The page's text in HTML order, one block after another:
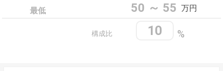
最低 50 ～ 55 万円
%
10
構成比